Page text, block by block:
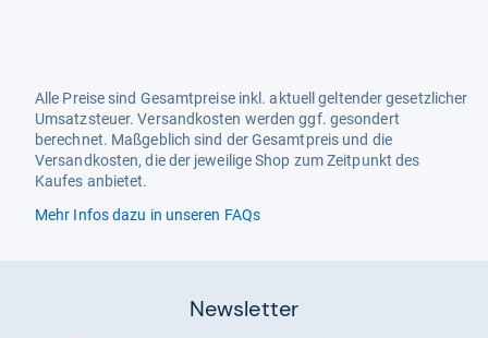
Alle Preise sind Gesamtpreise inkl. aktuell geltender gesetzlicher
Umsatzsteuer. Versandkosten werden ggf. gesondert
berechnet. Maßgeblich sind der Gesamtpreis und die
Versandkosten, die der jeweilige Shop zum Zeitpunkt des
Kaufes anbietet.
Mehr Infos dazu in unseren FAQs
Newsletter